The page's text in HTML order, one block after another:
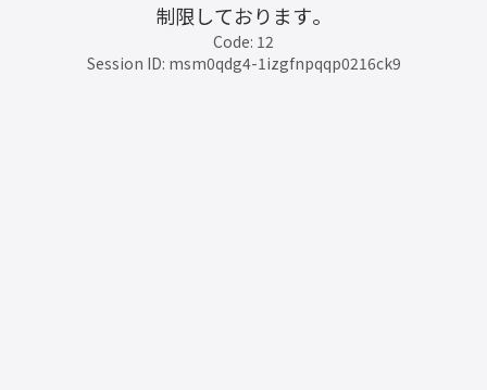
制限しております。
Code: 12
Session ID: msm0qdg4-1izgfnpqqp0216ck9